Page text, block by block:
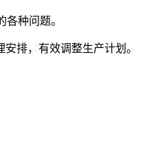
种问题。
排，有效调整生产计划。